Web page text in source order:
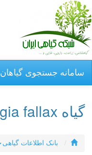
سامانه جستجوی گیاهان
گیاه Juglans regia fallax
بانک اطلاعات گیاهی